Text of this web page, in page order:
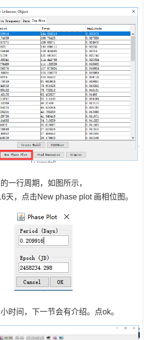
一行周期，如图所示，
天，点击New phase plot 画相位图。
时间，下一节会有介绍。点ok。